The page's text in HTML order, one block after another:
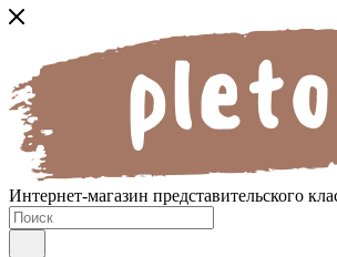
Интернет-магазин представительского